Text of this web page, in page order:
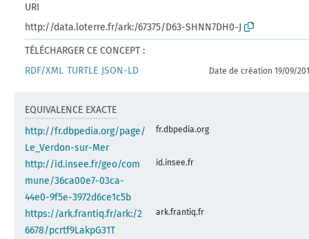
URI
http://data.loterre.fr/ark:/67375/D63-SHNN7DH0-J
TÉLÉCHARGER CE CONCEPT :
RDF/XML TURTLE JSON-LD Date de création 19/09/
EQUIVALENCE EXACTE
http://fr.dbpedia.org/page/
Le_Verdon-sur-Mer
fr.dbpedia.org
http://id.insee.fr/geo/com
mune/36ca00e7-03ca-
44e0-9f5e-3972d6ce1c5b
id.insee.fr
https://ark.frantiq.fr/ark:/2
6678/pcrtf9LakpG31T
ark.frantiq.fr